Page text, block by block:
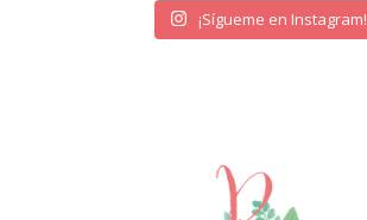
¡Sígueme en Instagram!